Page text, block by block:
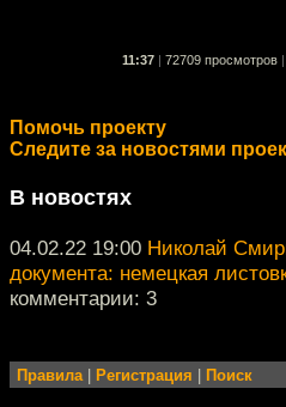
11:37 72709 просмотров
Помочь проекту
Следите за новостями
В новостях
04.02.22 19:00 Николай
документа: немецкая
комментарии: 3
Правила| Регистрация Поиск